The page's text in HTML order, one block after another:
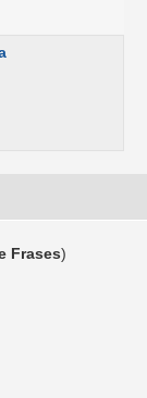
Frases)